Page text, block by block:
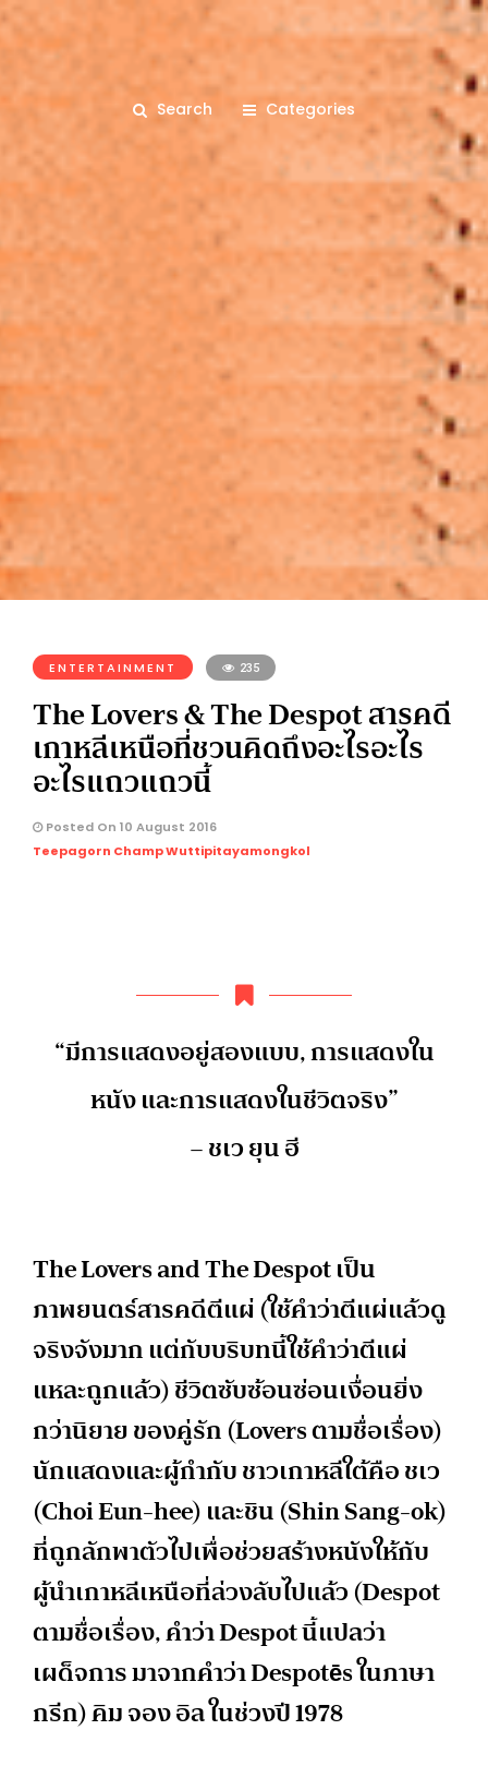
Search Categories
คุณกำลังอ่าน:
ENTERTAINMENT 235
The Lovers & The Despot สารคดี
เกาหลีเหนือที่ชวนคิดถึงอะไรอะไร
อะไรแถวแถวนี้
Posted On 10 August 2016
Teepagorn Champ Wuttipitayamongkol
“มีการแสดงอยู่สองแบบ, การแสดงใน
หนัง และการแสดงในชีวิตจริง”
– ชเว ยุน ฮี
The Lovers and The Despot เป็น
ภาพยนตร์สารคดีตีแผ่ (ใช้คำว่าตีแผ่แล้วดู
จริงจังมาก แต่กับบริบทนี้ใช้คำว่าตีแผ่
แหละถูกแล้ว) ชีวิตซับซ้อนซ่อนเงื่อนยิ่ง
กว่านิยาย ของคู่รัก (Lovers ตามชื่อเรื่อง)
นักแสดงและผู้กำกับ ชาวเกาหลีใต้คือ ชเว
(Choi Eun-hee) และชิน (Shin Sang-ok)
ที่ถูกลักพาตัวไปเพื่อช่วยสร้างหนังให้กับ
ผู้นำเกาหลีเหนือที่ล่วงลับไปแล้ว (Despot
ตามชื่อเรื่อง, คำว่า Despot นี้แปลว่า
เผด็จการ มาจากคำว่า Despotēs ในภาษา
กรีก) คิม จอง อิล ในช่วงปี 1978